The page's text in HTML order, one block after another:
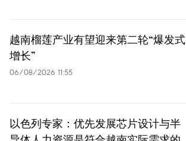
越南榴莲产业有望迎来第二轮“爆发式
增长”
06/08/2026 11:55
以色列专家：优先发展芯片设计与半